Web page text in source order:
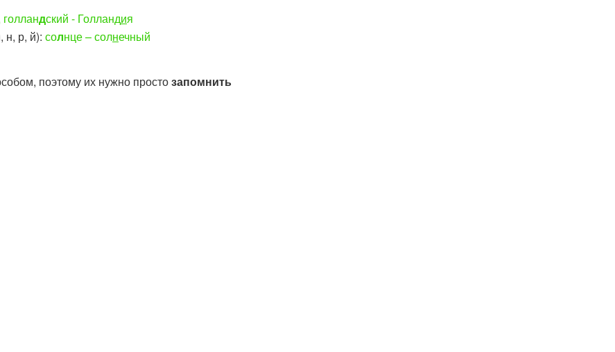
голландский - Голландия
н, р, й): солнце – солнечный
поэтому их нужно простозапомнить